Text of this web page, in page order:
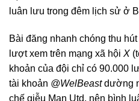
luân lưu trong đêm lịch sử ở
Bài đăng nhanh chóng thu
lượt xem trên mạng xã hội X
khoản của đội chỉ có 90.000
tài khoản @WelBeastdường
chế giễu Man Utd, nên bình